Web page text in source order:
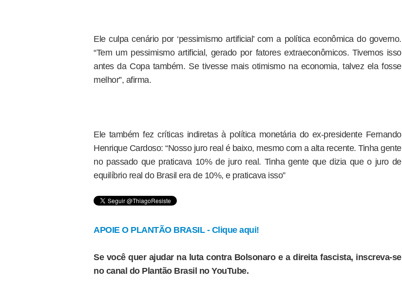
Ele culpa cenário por ‘pessimismo artificial’ com a política econômica do governo.
“Tem um pessimismo artificial, gerado por fatores extraeconômicos. Tivemos isso
antes da Copa também. Se tivesse mais otimismo na economia, talvez ela fosse
melhor”, afirma.
Ele também fez críticas indiretas à política monetária do ex-presidente Fernando
Henrique Cardoso: “Nosso juro real é baixo, mesmo com a alta recente. Tinha gente
no passado que praticava 10% de juro real. Tinha gente que dizia que o juro de
equilíbrio real do Brasil era de 10%, e praticava isso”
APOIE O PLANTÃO BRASIL - Clique aqui!
Se você quer ajudar na luta contra Bolsonaro e a direita fascista, inscreva-se
no canal do Plantão Brasil no YouTube.